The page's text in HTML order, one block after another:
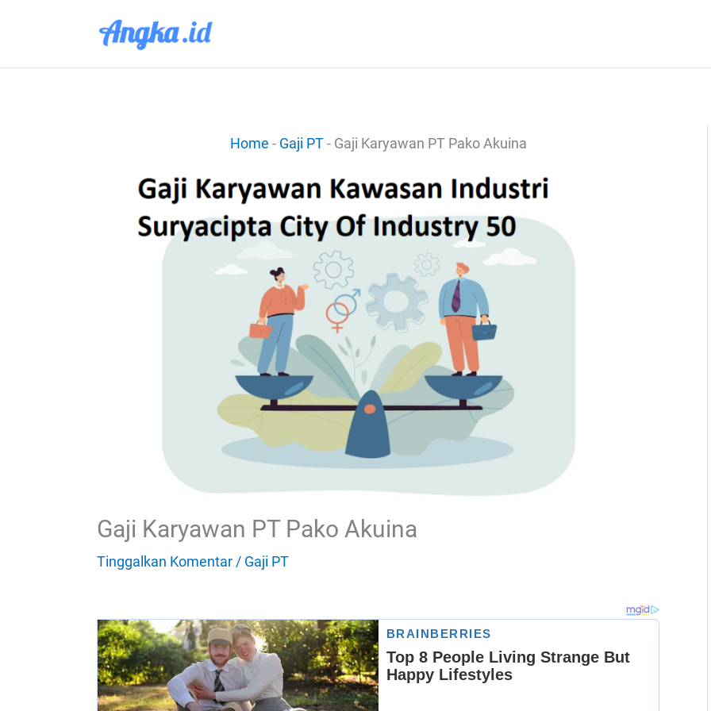
Home - Gaji PT- Gaji Karyawan PT Pako Akuina
Gaji Karyawan PT Pako Akuina
Tinggalkan Komentar / Gaji PT